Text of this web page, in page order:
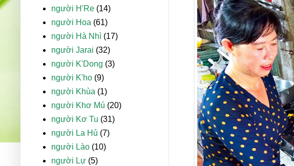
người H'Re (14)
người Hoa (61)
người Hà Nhì (17)
người Jarai (32)
người K'Dong (3)
người K'ho (9)
người Khùa (1)
người Khơ Mú (20)
người Kơ Tu (31)
người La Hủ (7)
người Lào (10)
người Lự (5)